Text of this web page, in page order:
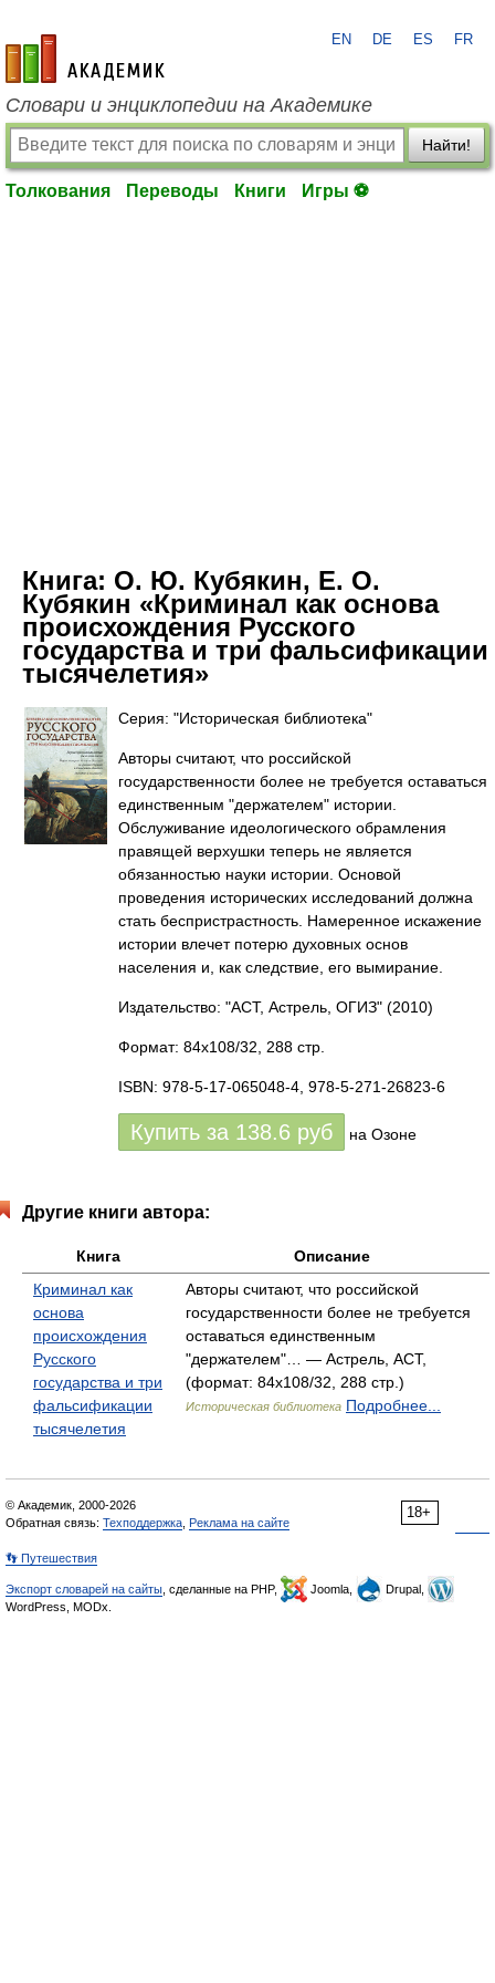
academic.ru
EN DE ES FR
Словари и энциклопедии на Академике
Найти!
Толкования Переводы Книги Игры ⚽
Книга: О. Ю. Кубякин, Е. О.
Кубякин «Криминал как основа
происхождения Русского
государства и три фальсификации
тысячелетия»
Серия: "Историческая библиотека"
Авторы считают, что российской
государственности более не требуется оставаться
единственным "держателем" истории.
Обслуживание идеологического обрамления
правящей верхушки теперь не является
обязанностью науки истории. Основой
проведения исторических исследований должна
стать беспристрастность. Намеренное искажение
истории влечет потерю духовных основ
населения и, как следствие, его вымирание.
Издательство: "АСТ, Астрель, ОГИЗ" (2010)
Формат: 84x108/32, 288 стр.
ISBN: 978-5-17-065048-4, 978-5-271-26823-6
Купить за 138.6 руб на Озоне
Другие книги автора:
Книга
Описание
Криминал как
основа
происхождения
Русского
государства и три
фальсификации
тысячелетия
Авторы считают, что российской
государственности более не требуется
оставаться единственным
"держателем"… — Астрель, АСТ,
(формат: 84x108/32, 288 стр.)
Историческая библиотека Подробнее...
18+
© Академик, 2000-2026
Обратная связь: Техподдержка Реклама на сайте
👣 Путешествия
Экспорт словарей на сайты , сделанные на PHP, Joomla,
Drupal,
WordPress, MODx.